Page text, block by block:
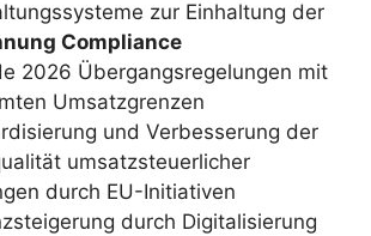
zur Einhaltung der
Compliance
2026 Übergangsregelungen mit
Umsatzgrenzen
und Verbesserung der
umsatzsteuerlicher
durch EU-Initiativen
durch Digitalisierung